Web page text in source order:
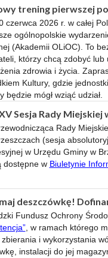
trening pierwszej
czerwca 2026 r. w całej
ogólnopolskie
(Akademii OLiOC). To
którzy chcą zdobyć
zdrowia i życia.
Kultury, gdzie
mógł wziąć udział.
Sesja Rady Miejskiej
Rady
(sesja
w Urzędu Gminy w
dostępne w Biuletynie
deszczówkę!
Fundusz Ochrony
, w ramach którego
i wykorzystania
instalacji do jej